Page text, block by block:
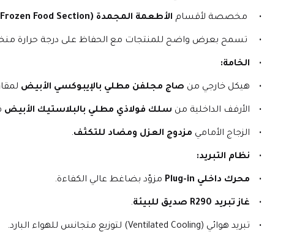
مخصصة لأقسام الأطعمة المجمدة (Frozen Food Section)
تسمح بعرض واضح للمنتجات مع الحفاظ على درجة حرارة
الخامة:
هيكل خارجي من صاج مجلفن مطلي بالإيبوكسي الأبيض
الأرفف الداخلية من سلك فولاذي مطلي بالبلاستيك الأبيض
الزجاج الأمامي مزدوج العزل ومضاد للتكثف.
نظام التبريد:
محرك داخلي Plug-in مزوّد بضاغط عالي الكفاءة.
غاز تبريد R290 صديق للبيئة .
تبريد هوائي (Ventilated Cooling) لتوزيع متجانس للهواء البارد.